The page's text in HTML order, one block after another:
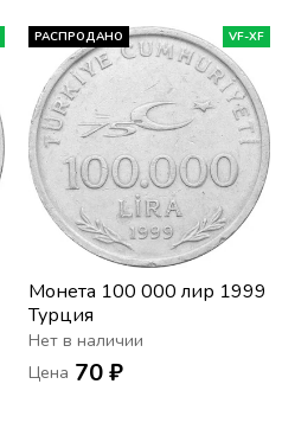
РАСПРОДАНО VF-XF
Монета 100 000 лир 1999
Турция
Нет в наличии
Цена 70 ₽